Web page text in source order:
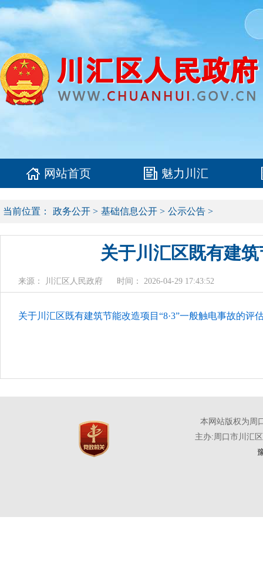
网站首页 魅力川汇
当前位置： 政务公开 > 基础信息公开 > 公示公告 >
关于川汇区既有建
来源： 川汇区人民政府 时间： 2026-04-29 17:43:52
关于川汇区既有建筑节能改造项目“8·3”一般触电事故的评
本网站版权为周
主办:周口市川汇